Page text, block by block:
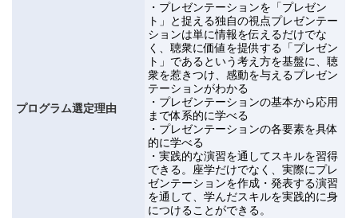
プログラム選定理由
・プレゼンテーションを「プレゼン
ト」と捉える独自の視点プレゼンテー
ションは単に情報を伝えるだけでな
く、聴衆に価値を提供する「プレゼン
ト」であるという考え方を基盤に、聴
衆を惹きつけ、感動を与えるプレゼン
テーションがわかる
・プレゼンテーションの基本から応用
まで体系的に学べる
・プレゼンテーションの各要素を具体
的に学べる
・実践的な演習を通してスキルを習得
できる。座学だけでなく、実際にプレ
ゼンテーションを作成・発表する演習
を通して、学んだスキルを実践的に身
につけることができる。